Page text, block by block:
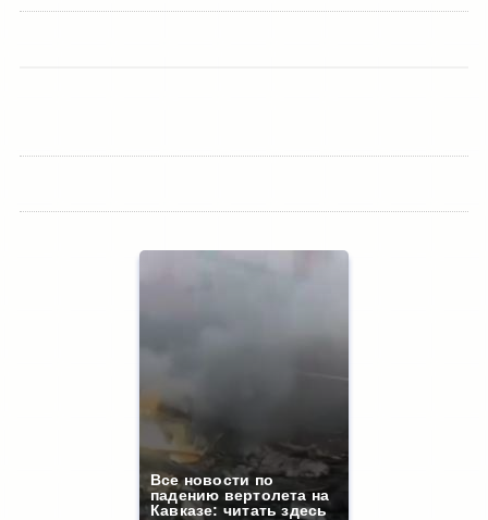
Все новости по
падению вертолета на
Кавказе: читать здесь